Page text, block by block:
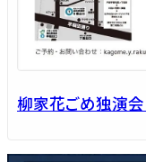
柳家花ごめ独演